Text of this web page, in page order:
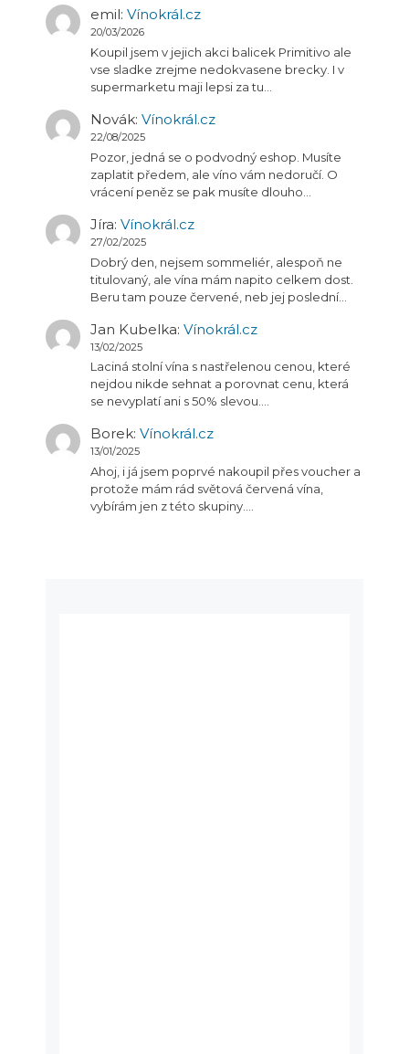
emil: Vínokrál.cz
20/03/2026
Koupil jsem v jejich akci balicek Primitivo ale
vse sladke zrejme nedokvasene brecky. I v
supermarketu maji lepsi za tu…
Novák: Vínokrál.cz
22/08/2025
Pozor, jedná se o podvodný eshop. Musíte
zaplatit předem, ale víno vám nedoručí. O
vrácení peněz se pak musíte dlouho…
Jíra: Vínokrál.cz
27/02/2025
Dobrý den, nejsem sommeliér, alespoň ne
titulovaný, ale vína mám napito celkem dost.
Beru tam pouze červené, neb jej poslední…
Jan Kubelka: Vínokrál.cz
13/02/2025
Laciná stolní vína s nastřelenou cenou, které
nejdou nikde sehnat a porovnat cenu, která
se nevyplatí ani s 50% slevou.…
Borek: Vínokrál.cz
13/01/2025
Ahoj, i já jsem poprvé nakoupil přes voucher a
protože mám rád světová červená vína,
vybírám jen z této skupiny.…